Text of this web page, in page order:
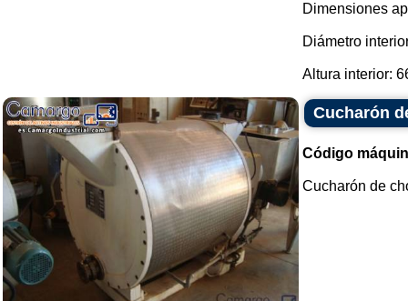
Dimensiones
Diámetro
Altura interior:
Cucharón
Código
Cucharón de